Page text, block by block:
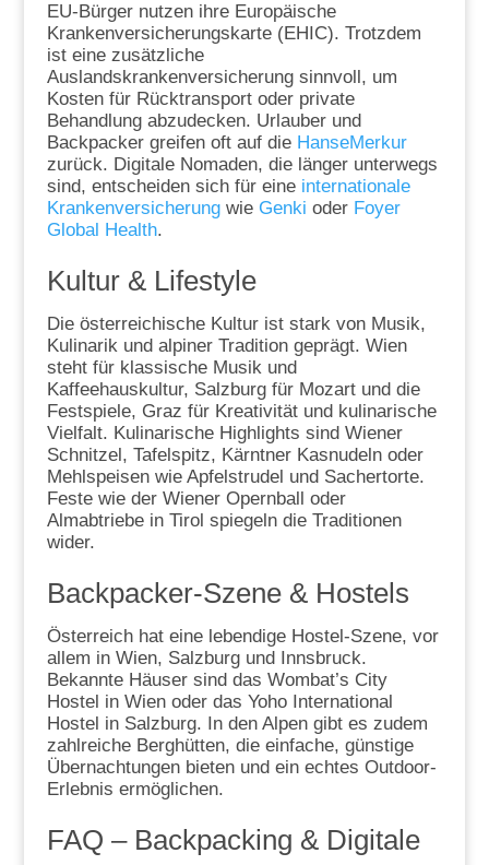
EU-Bürger nutzen ihre Europäische
Krankenversicherungskarte (EHIC). Trotzdem
ist eine zusätzliche
Auslandskrankenversicherung sinnvoll, um
Kosten für Rücktransport oder private
Behandlung abzudecken. Urlauber und
Backpacker greifen oft auf die HanseMerkur
zurück. Digitale Nomaden, die länger unterwegs
sind, entscheiden sich für eine internationale
Krankenversicherungwie Genki oder Foyer
Global Health.
Kultur & Lifestyle
Die österreichische Kultur ist stark von Musik,
Kulinarik und alpiner Tradition geprägt. Wien
steht für klassische Musik und
Kaffeehauskultur, Salzburg für Mozart und die
Festspiele, Graz für Kreativität und kulinarische
Vielfalt. Kulinarische Highlights sind Wiener
Schnitzel, Tafelspitz, Kärntner Kasnudeln oder
Mehlspeisen wie Apfelstrudel und Sachertorte.
Feste wie der Wiener Opernball oder
Almabtriebe in Tirol spiegeln die Traditionen
wider.
Backpacker-Szene & Hostels
Österreich hat eine lebendige Hostel-Szene, vor
allem in Wien, Salzburg und Innsbruck.
Bekannte Häuser sind das Wombat’s City
Hostel in Wien oder das Yoho International
Hostel in Salzburg. In den Alpen gibt es zudem
zahlreiche Berghütten, die einfache, günstige
Übernachtungen bieten und ein echtes Outdoor-
Erlebnis ermöglichen.
FAQ – Backpacking & Digitale